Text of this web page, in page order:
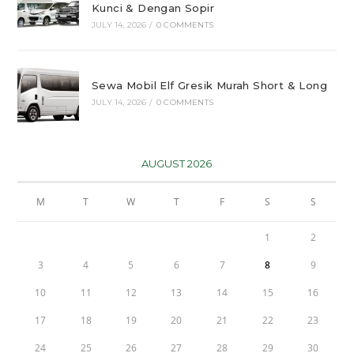
Kunci & Dengan Sopir
JULY 14, 2026 / 0 COMMENTS
Sewa Mobil Elf Gresik Murah Short & Long
JULY 14, 2026 / 0 COMMENTS
AUGUST 2026
M T W T F S S
1 2
3 4 5 6 7 8 9
10 11 12 13 14 15 16
17 18 19 20 21 22 23
24 25 26 27 28 29 30